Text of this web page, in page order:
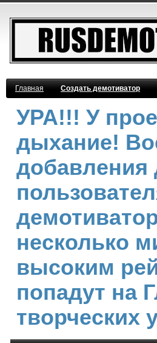
Главная Создать демотиватор
УРА!!! У
дыхание!
добавления
несколько
высоким
попадут на
творческих